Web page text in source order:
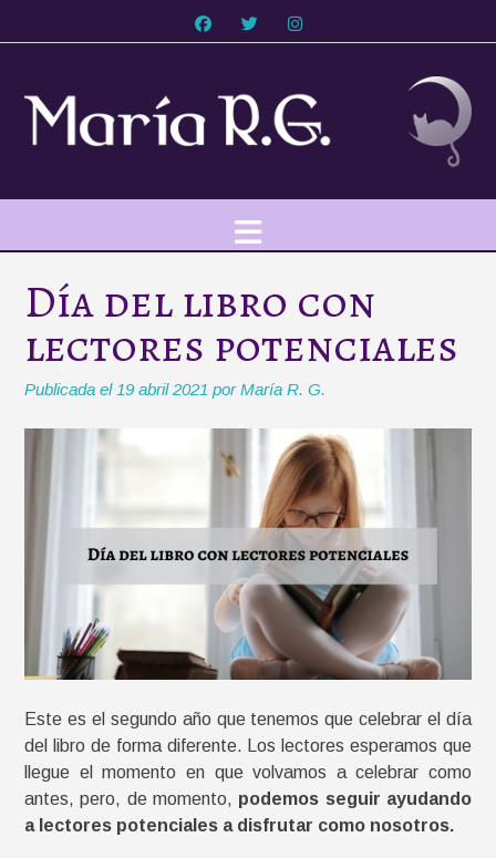
al
Día del libro con
lectores potenciales
Publicada el 19 abril 2021 porMaría R. G.
Este es el segundo año que tenemos que celebrar el día
del libro de forma diferente. Los lectores esperamos que
llegue el momento en que volvamos a celebrar como
antes, pero, de momento, podemos seguir ayudando
a lectores potenciales a disfrutar como nosotros.